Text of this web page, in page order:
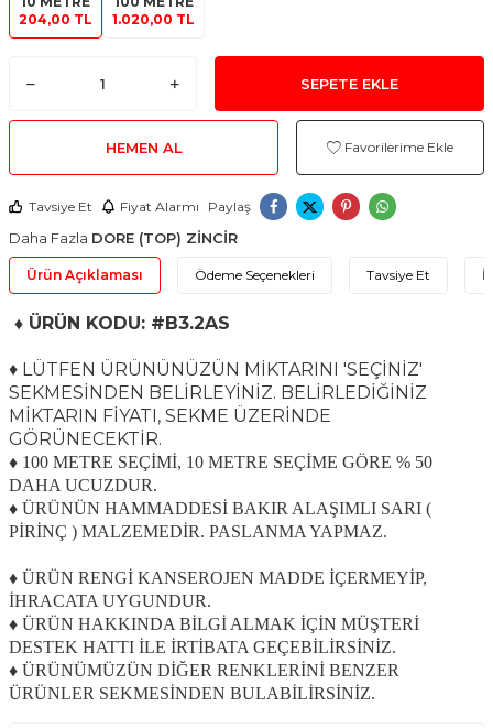
204,00 TL
1.020,00 TL
SEPETE EKLE
HEMEN AL Favorilerime Ekle
Tavsiye Et Fiyat Alarmı Paylaş
Daha Fazla DORE (TOP) ZİNCİR
Ürün Açıklaması Ödeme Seçenekleri Tavsiye Et
♦ ÜRÜN KODU: #B3.2AS
♦ LÜTFEN ÜRÜNÜNÜZÜN MİKTARINI 'SEÇİNİZ'
SEKMESİNDEN BELİRLEYİNİZ. BELİRLEDİĞİNİZ
MİKTARIN FİYATI, SEKME ÜZERİNDE
GÖRÜNECEKTİR.
♦ 100 METRE SEÇİMİ, 10 METRE SEÇİME GÖRE % 50
DAHA UCUZDUR.
♦ ÜRÜNÜN HAMMADDESİ BAKIR ALAŞIMLI SARI (
PİRİNÇ ) MALZEMEDİR. PASLANMA YAPMAZ.
♦ ÜRÜN RENGİ KANSEROJEN MADDE İÇERMEYİP,
İHRACATA UYGUNDUR.
♦ ÜRÜN HAKKINDA BİLGİ ALMAK İÇİN MÜŞTERİ
DESTEK HATTI İLE İRTİBATA GEÇEBİLİRSİNİZ.
♦ ÜRÜNÜMÜZÜN DİĞER RENKLERİNİ BENZER
ÜRÜNLER SEKMESİNDEN BULABİLİRSİNİZ.